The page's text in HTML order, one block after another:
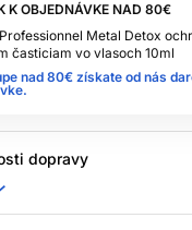
K OBJEDNÁVKE NAD 80€
Metal Detox
časticiam vo vlasoch 10ml
nad 80€ získate od nás
dopravy